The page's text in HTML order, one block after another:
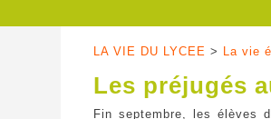
LA VIE DU LYCEE > La vie
Les préjugés
Fin septembre, les élèves